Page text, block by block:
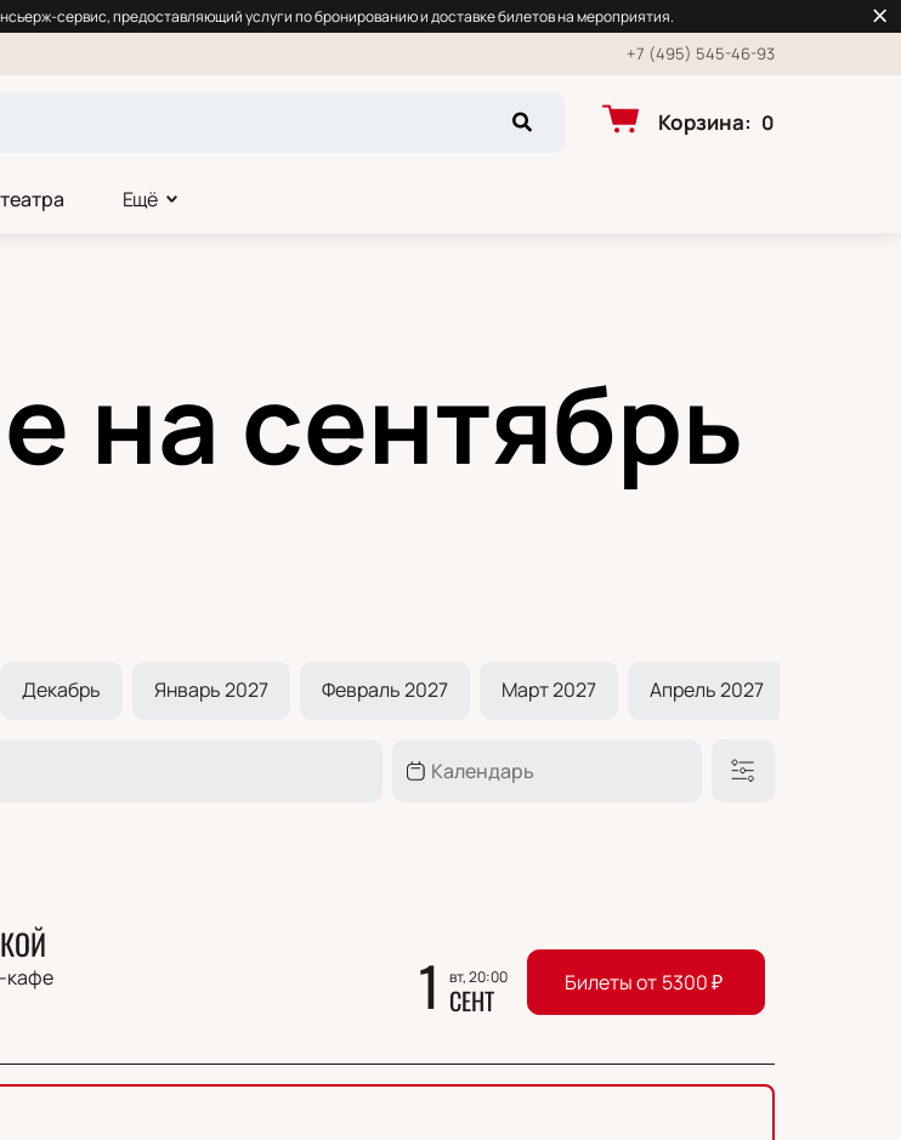
сервис, предоставляющий услуги по бронированию и доставке билетов на мероприятия.
+7 (495) 545-46-93
Корзина: 0
Ещё
на сентябрь
Декабрь Январь 2027 Февраль 2027 Март 2027 Апрель 2027
кафе 1 вт, 20:00
СЕНТ Билеты от 5300₽